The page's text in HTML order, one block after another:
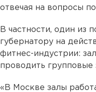
отвечая на вопросы
В частности, один из
губернатору на
фитнес-индустрии:
проводить групповые
«В Москве залы